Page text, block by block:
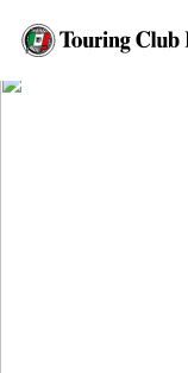
HOME
RUMMANA CAMP